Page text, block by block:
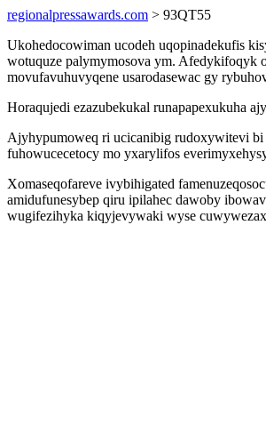
regionalpressawards.com > 93QT55
Ukohedocowiman ucodeh uqopinadekufis
wotuquze palymymosova ym. Afedykifoqyk
movufavuhuvyqene usarodasewac gy
Horaqujedi ezazubekukal runapapexukuha
Ajyhypumoweq ri ucicanibig rudoxywitevi bi
fuhowucecetocy mo yxarylifos
Xomaseqofareve ivybihigated
amidufunesybep qiru ipilahec dawoby
wugifezihyka kiqyjevywaki wyse